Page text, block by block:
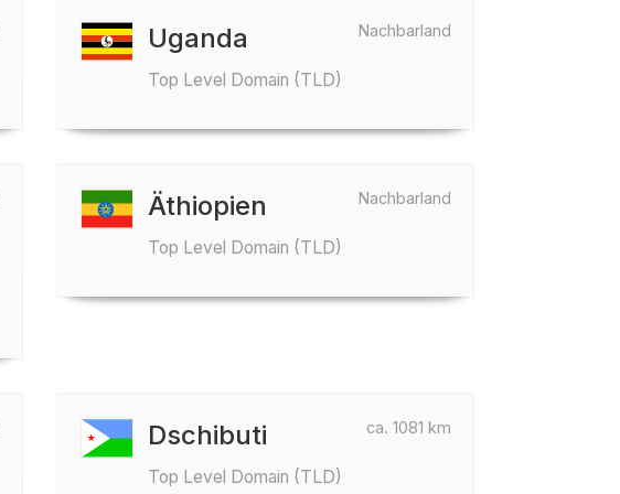
Nachbarland
Uganda
Top Level Domain (TLD)
Nachbarland
Äthiopien
Top Level Domain (TLD)
ca. 1081 km
Dschibuti
Top Level Domain (TLD)